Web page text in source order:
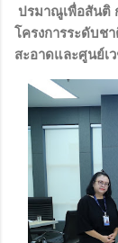
ปรมาณูเพื่อสันติ
โครงการระดับช
สะอาดและศูนย์เ